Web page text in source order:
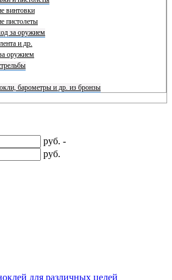
винтовки
пистолеты
за оружием
и др.
оружием
барометры и др. из бронзы
руб. -
руб.